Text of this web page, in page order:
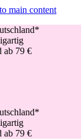
main content
ab 79 €
ab 79 €